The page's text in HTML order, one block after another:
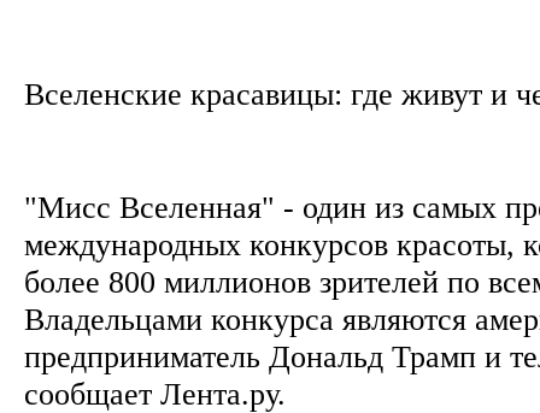
Вселенские красавицы: где живут и
"Мисс Вселенная" - один из самых
международных конкурсов красоты,
более 800 миллионов зрителей по
Владельцами конкурса являются
предприниматель Дональд Трамп и
сообщает Лента.ру.